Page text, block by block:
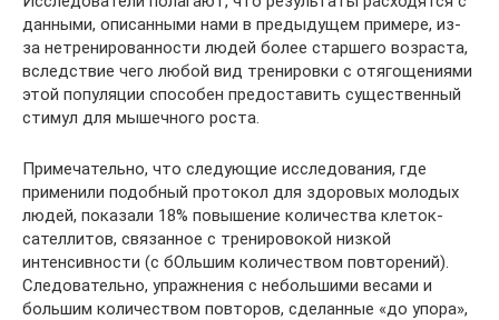
данными, описанными нами в предыдущем примере, из-
за нетренированности людей более старшего возраста,
вследствие чего любой вид тренировки с отягощениями
этой популяции способен предоставить существенный
стимул для мышечного роста.
Примечательно, что следующие исследования, где
применили подобный протокол для здоровых молодых
людей, показали 18% повышение количества клеток-
сателлитов, связанное с тренировокой низкой
интенсивности (с бОльшим количеством повторений).
Следовательно, упражнения с небольшими весами и
большим количеством повторов, сделанные «до упора»,